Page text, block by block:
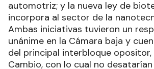
automotriz; y la nueva ley de
incorpora al sector de la
Ambas iniciativas tuvieron un
unánime en la Cámara baja y
del principal interbloque
Cambio, con lo cual no